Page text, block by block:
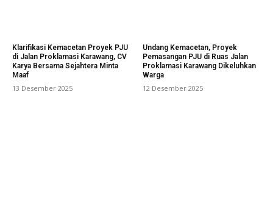
Klarifikasi Kemacetan Proyek PJU
di Jalan Proklamasi Karawang, CV
Karya Bersama Sejahtera Minta
Maaf
13 Desember 2025
Undang Kemacetan, Proyek
Pemasangan PJU di Ruas Jalan
Proklamasi Karawang Dikeluhkan
Warga
12 Desember 2025